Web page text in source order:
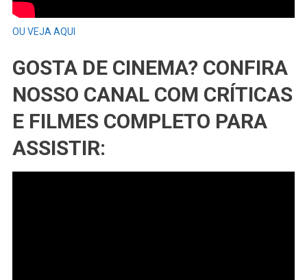
OU VEJA AQUI
GOSTA DE CINEMA? CONFIRA
NOSSO CANAL COM CRÍTICAS
E FILMES COMPLETO PARA
ASSISTIR: